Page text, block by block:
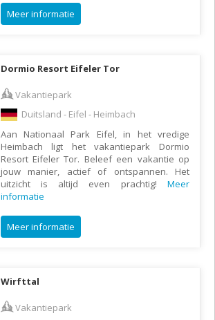
Meer informatie
Dormio Resort Eifeler Tor
Vakantiepark
Duitsland - Eifel - Heimbach
Aan Nationaal Park Eifel, in het vredige
Heimbach ligt het vakantiepark Dormio
Resort Eifeler Tor. Beleef een vakantie op
jouw manier, actief of ontspannen. Het
uitzicht is altijd even prachtig! Meer
informatie
Meer informatie
Wirfttal
Vakantiepark